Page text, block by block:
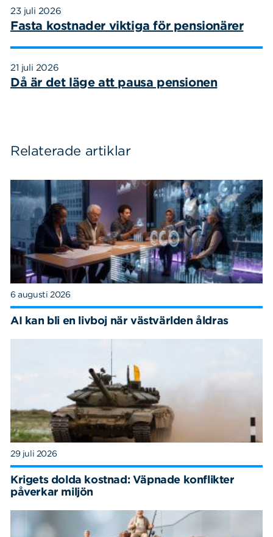
23 juli 2026
Fasta kostnader viktiga för pensionärer
21 juli 2026
Då är det läge att pausa pensionen
Relaterade artiklar
6 augusti 2026
AI kan bli en livboj när västvärlden åldras
29 juli 2026
Krigets dolda kostnad: Väpnade konflikter
påverkar miljön